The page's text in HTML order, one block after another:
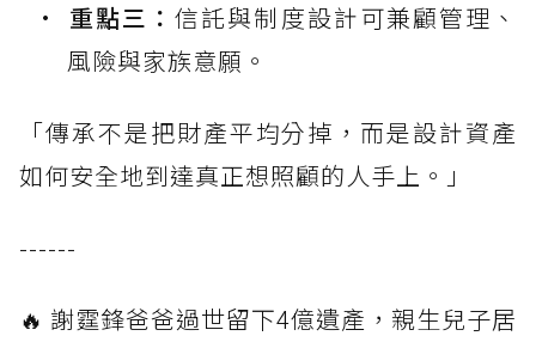
重點三：信託與制度設計可兼顧管理、
風險與家族意願。
「傳承不是把財產平均分掉，而是設計資產
如何安全地到達真正想照顧的人手上。」
------
🔥 謝霆鋒爸爸過世留下4億遺產，親生兒子居